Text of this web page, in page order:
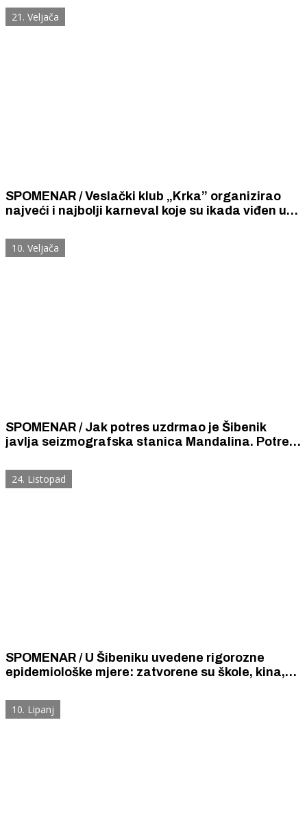
vatrogasci i spasili je.
21. Veljača
SPOMENAR / Veslački klub „Krka” organizirao
najveći i najbolji karneval koje su ikada viđen u
šibenska turistička atrakcija.
10. Veljača
SPOMENAR / Jak potres uzdrmao je Šibenik
javlja seizmografska stanica Mandalina. Potres
stigli uplašiti.
24. Listopad
SPOMENAR / U Šibeniku uvedene rigorozne
epidemiološke mjere: zatvorene su škole, kina,
smiju izlaziti iz kuća.
10. Lipanj